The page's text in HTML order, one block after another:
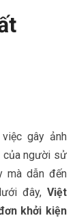
gây ảnh
của người sử
mà dẫn đến
đây, Việt
khởi kiện